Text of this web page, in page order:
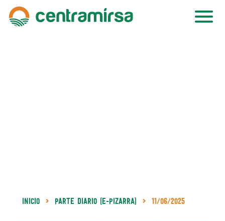
Inicio Parte Diario (e-Pizarra) 11/06/2025